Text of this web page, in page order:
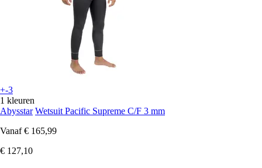
+-3
1 kleuren
Abysstar Wetsuit Pacific Supreme C/F 3 mm
Vanaf € 165,99
€ 127,10